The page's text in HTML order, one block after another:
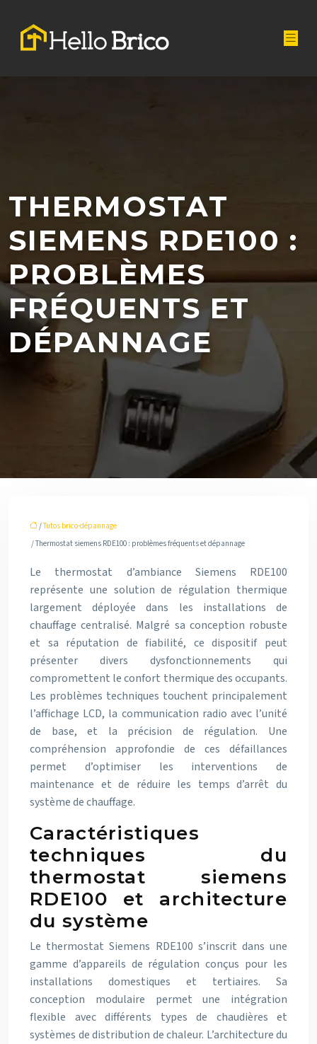
THERMOSTAT
SIEMENS RDE100 :
PROBLÈMES
FRÉQUENTS ET
DÉPANNAGE
/Tutos brico-dépannage
/ Thermostat siemens RDE100 : problèmes fréquents et dépannage
Le thermostat d’ambiance Siemens RDE100
représente une solution de régulation thermique
largement déployée dans les installations de
chauffage centralisé. Malgré sa conception robuste
et sa réputation de fiabilité, ce dispositif peut
présenter divers dysfonctionnements qui
compromettent le confort thermique des occupants.
Les problèmes techniques touchent principalement
l’affichage LCD, la communication radio avec l’unité
de base, et la précision de régulation. Une
compréhension approfondie de ces défaillances
permet d’optimiser les interventions de
maintenance et de réduire les temps d’arrêt du
système de chauffage.
Caractéristiques
techniques du
thermostat siemens
RDE100 et architecture
du système
Le thermostat Siemens RDE100 s’inscrit dans une
gamme d’appareils de régulation conçus pour les
installations domestiques et tertiaires. Sa
conception modulaire permet une intégration
flexible avec différents types de chaudières et
systèmes de distribution de chaleur. L’architecture du